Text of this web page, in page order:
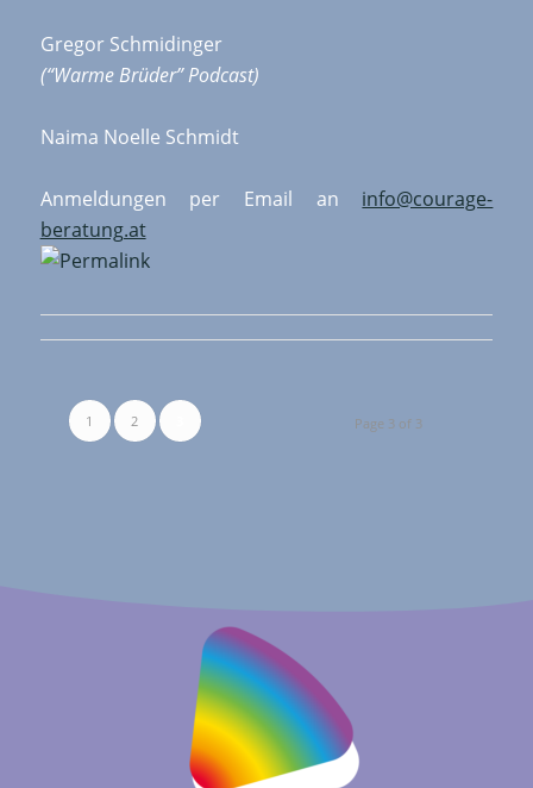
Gregor Schmidinger
(“Warme Brüder” Podcast)
Naima Noelle Schmidt
Anmeldungen per Email an info@courage-
beratung.at
Page 3 of 3
1 2